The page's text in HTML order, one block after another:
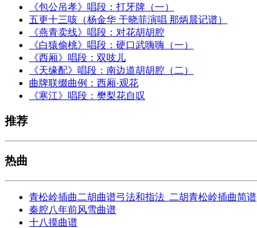
《包公吊孝》唱段：打牙牌（一）
五更十三咳（杨金华 于晓菲演唱 那炳晨记谱）
《燕青卖线》唱段：对花胡胡腔
《白猿偷桃》唱段：硬口武嗨嗨（一）
《西厢》唱段：双吱儿
《天缘配》唱段：南边道胡胡腔（二）
曲牌联缀曲例：西厢·观花
《寒江》唱段：樊梨花自叹
推荐
热曲
青松岭插曲二胡曲谱弓法和指法_二胡青松岭插曲简谱
秦腔八年前风雪曲谱
十八摸曲谱